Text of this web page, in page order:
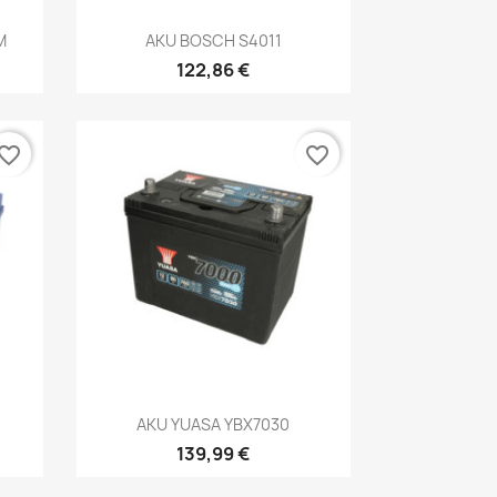
Kiirvaade
AKU BOSCH S4011
122,86 €
 Kiirvaade
AKU YUASA YBX7030
139,99 €
favorite_border